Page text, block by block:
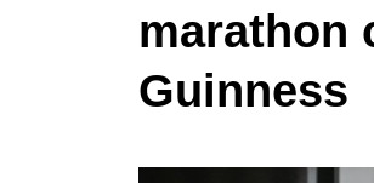
marathon
Guinness